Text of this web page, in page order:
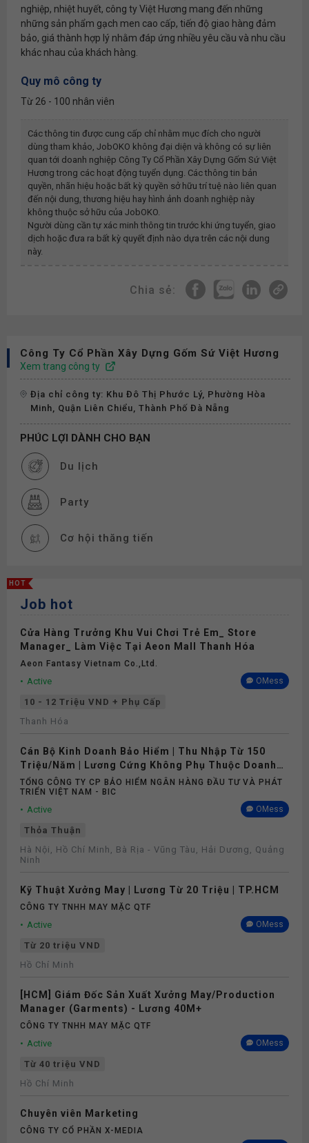
nghiệp, nhiệt huyết, công ty Việt Hương mang đến những
những sản phẩm gạch men cao cấp, tiến độ giao hàng đảm
bảo, giá thành hợp lý nhằm đáp ứng nhiều yêu cầu và nhu cầu
khác nhau của khách hàng.
Quy mô công ty
Từ 26 - 100 nhân viên
Các thông tin được cung cấp chỉ nhằm mục đích cho người
dùng tham khảo, JobOKO không đại diện và không có sự liên
quan tới doanh nghiệp Công Ty Cổ Phần Xây Dựng Gốm Sứ Việt
Hương trong các hoạt động tuyển dụng. Các thông tin bản
quyền, nhãn hiệu hoặc bất kỳ quyền sở hữu trí tuệ nào liên quan
đến nội dung, thương hiệu hay hình ảnh doanh nghiệp này
không thuộc sở hữu của JobOKO.
Người dùng cần tự xác minh thông tin trước khi ứng tuyển, giao
dịch hoặc đưa ra bất kỳ quyết định nào dựa trên các nội dung
này.
Chia sẻ:
Công Ty Cổ Phần Xây Dựng Gốm Sứ Việt Hương
Xem trang công ty
Địa chỉ công ty: Khu Đô Thị Phước Lý, Phường Hòa
Minh, Quận Liên Chiểu, Thành Phố Đà Nẵng
PHÚC LỢI DÀNH CHO BẠN
Du lịch
Party
Cơ hội thăng tiến
Bảo hiểm
HOT
Job hot
Cửa Hàng Trưởng Khu Vui Chơi Trẻ Em_ Store
Manager_ Làm Việc Tại Aeon Mall Thanh Hóa
Aeon Fantasy Vietnam Co.,ltd.
Active OMess
10 - 12 Triệu VND + Phụ Cấp
Thanh Hóa
Cán Bộ Kinh Doanh Bảo Hiểm | Thu Nhập Từ 150
Triệu/Năm | Lương Cứng Không Phụ Thuộc Doanh
Số
TỔNG CÔNG TY CP BẢO HIỂM NGÂN HÀNG ĐẦU TƯ VÀ PHÁT
TRIỂN VIỆT NAM - BIC
Active OMess
Thỏa Thuận
Hà Nội, Hồ Chí Minh, Bà Rịa - Vũng Tàu, Hải Dương, Quảng
Ninh
Kỹ Thuật Xưởng May | Lương Từ 20 Triệu | TP.HCM
CÔNG TY TNHH MAY MẶC QTF
Active OMess
Từ 20 triệu VND
Hồ Chí Minh
[HCM] Giám Đốc Sản Xuất Xưởng May/Production
Manager (Garments) - Lương 40M+
CÔNG TY TNHH MAY MẶC QTF
Active OMess
Từ 40 triệu VND
Hồ Chí Minh
Chuyên viên Marketing
CÔNG TY CỔ PHẦN X-MEDIA